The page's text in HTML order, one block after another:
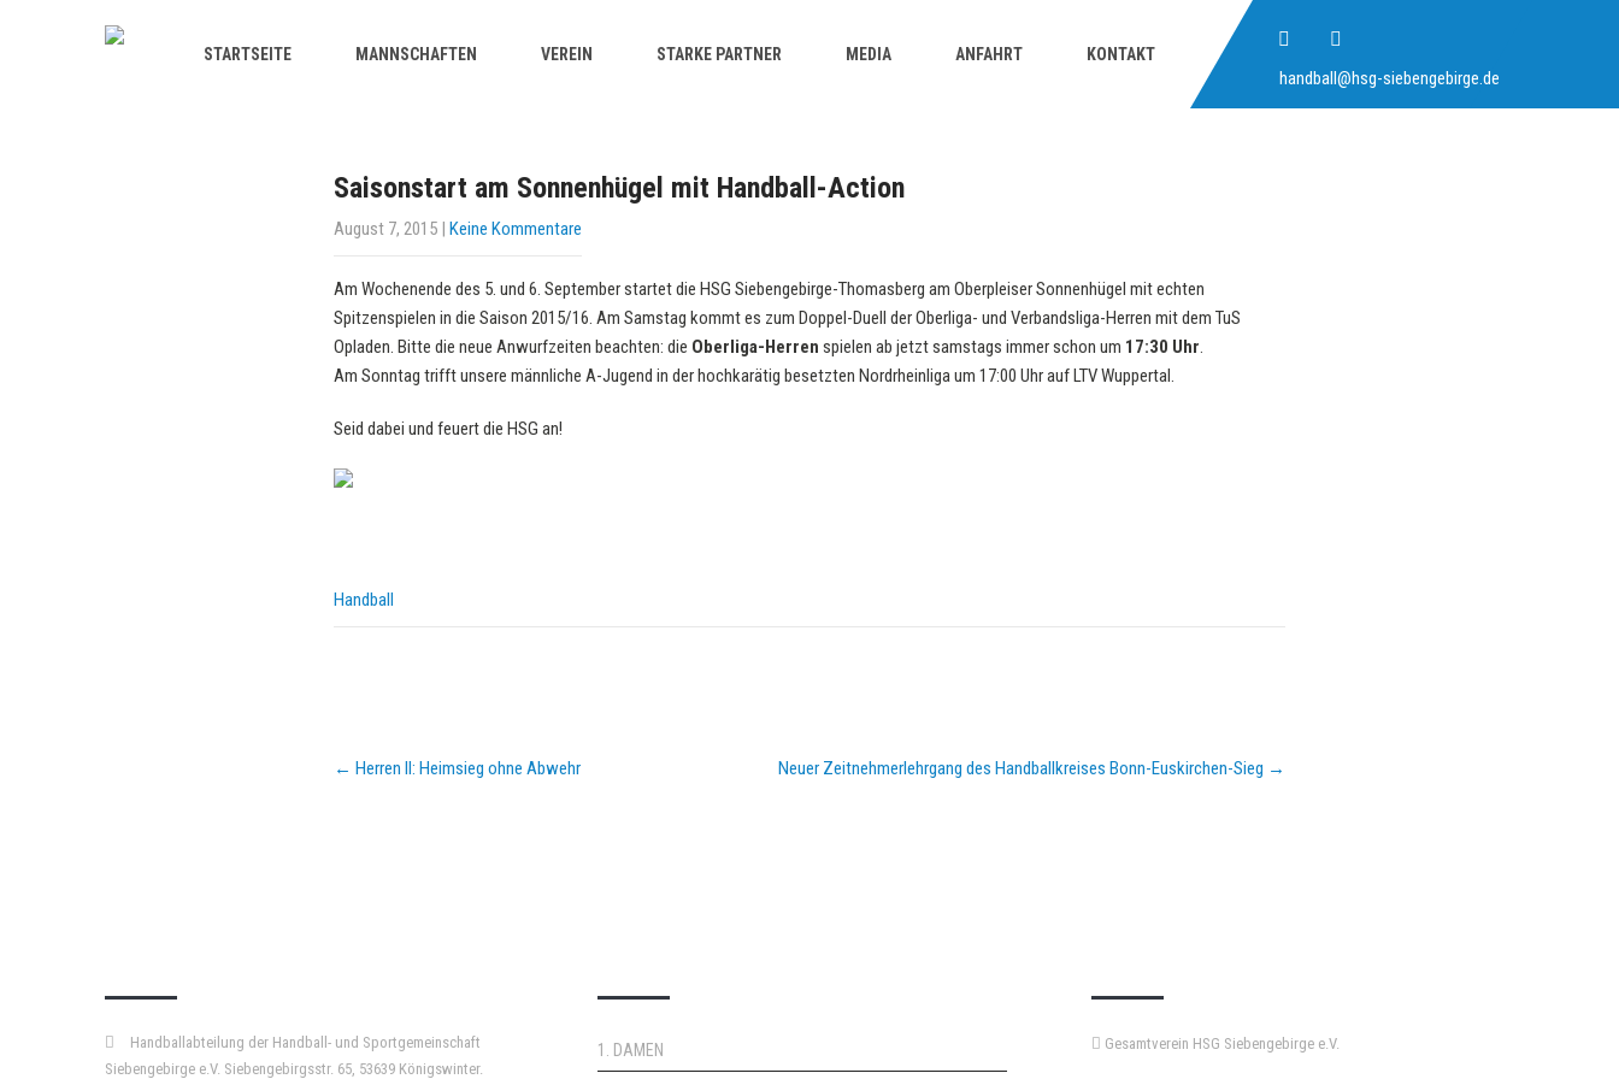
handball@hsg-siebengebirge.de
STARTSEITE MANNSCHAFTEN VEREIN STARKE PARTNER MEDIA ANFAHRT KONTAKT
Saisonstart am Sonnenhügel mit Handball-Action
August 7, 2015 | Keine Kommentare
Am Wochenende des 5. und 6. September startet die HSG Siebengebirge-Thomasberg am Oberpleiser Sonnenhügel mit echten
Spitzenspielen in die Saison 2015/16. Am Samstag kommt es zum Doppel-Duell der Oberliga- und Verbandsliga-Herren mit dem TuS
Opladen. Bitte die neue Anwurfzeiten beachten: die Oberliga-Herren spielen ab jetzt samstags immer schon um 17:30 Uhr.
Am Sonntag trifft unsere männliche A-Jugend in der hochkarätig besetzten Nordrheinliga um 17:00 Uhr auf LTV Wuppertal.
Seid dabei und feuert die HSG an!
Handball
Post
navigation
← Herren II: Heimsieg ohne Abwehr Neuer Zeitnehmerlehrgang des Handballkreises Bonn-Euskirchen-Sieg →
Handballabteilung der Handball- und Sportgemeinschaft
Siebengebirge e.V. Siebengebirgsstr. 65, 53639 Königswinter.
1. DAMEN Gesamtverein HSG Siebengebirge e.V.